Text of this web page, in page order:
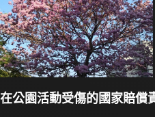
在公園活動受傷的國家賠償